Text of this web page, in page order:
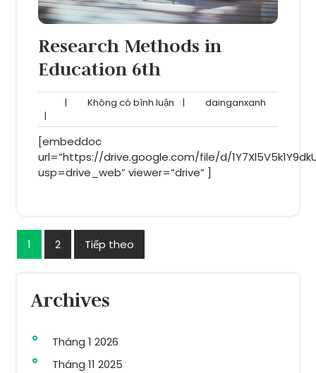
Research Methods in
Education 6th
| Không có bình luận Không
bình
| dainganxanh
|
[embeddoc
url=”https://drive.google.com/file/d/
usp=drive_web” viewer=”drive” ]
Phân
bài
1 2 Tiếp theo
Archives
Tháng 1 2026
Tháng 11 2025